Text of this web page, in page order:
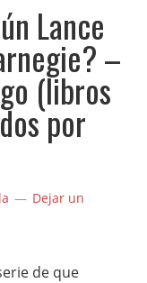
Lance
–
(libros
por
Dejar un
de que